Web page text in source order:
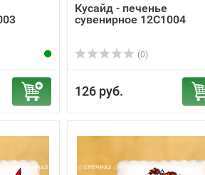
Кусайд - печенье
сувенирное 12С1004
(0)
126 руб.